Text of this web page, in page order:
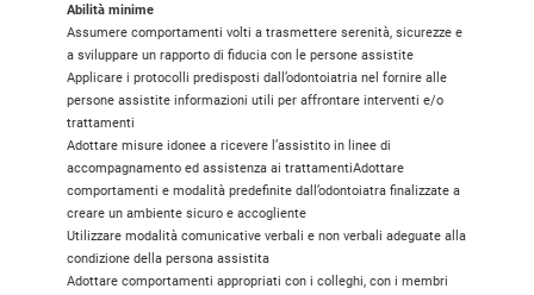
Abilità minime
Assumere comportamenti volti a trasmettere serenità, sicurezze e
a sviluppare un rapporto di fiducia con le persone assistite
Applicare i protocolli predisposti dall’odontoiatria nel fornire alle
persone assistite informazioni utili per affrontare interventi e/o
trattamenti
Adottare misure idonee a ricevere l’assistito in linee di
accompagnamento ed assistenza ai trattamentiAdottare
comportamenti e modalità predefinite dall’odontoiatra finalizzate a
creare un ambiente sicuro e accogliente
Utilizzare modalità comunicative verbali e non verbali adeguate alla
condizione della persona assistita
Adottare comportamenti appropriati con i colleghi, con i membri